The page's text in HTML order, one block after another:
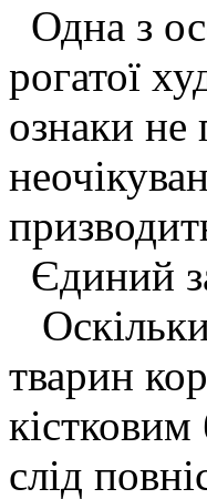
Одна з
рогатої
ознаки
Єдиний
тварин
слід